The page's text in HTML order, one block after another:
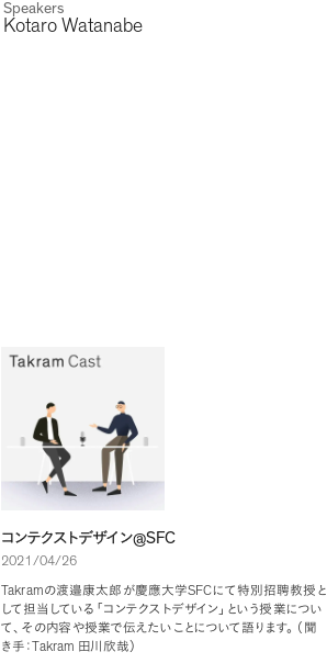
Speakers
Kotaro Watanabe
コンテクストデザイン@SFC
2021/04/26
Takramの渡邉康太郎が慶應大学SFCにて特別招聘教授と
して担当している 「 コンテクストデザイン 」 という授業につい
て、 その内容や授業で伝えたいことについて語ります。 （ 聞
き手：
Takram 田川欣哉 ）